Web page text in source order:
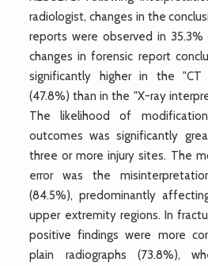
radiologist, changes in the
reports were observed in
changes in forensic report
significantly higher in the "CT
(47.8%) than in the "X-ray
The likelihood of
outcomes was significantly
three or more injury sites. The
error was the
(84.5%), predominantly
upper extremity regions. In
positive findings were more
plain radiographs (73.8%),